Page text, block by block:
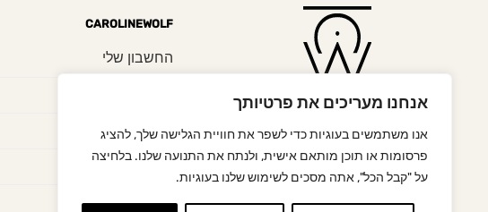
אנחנו מעריכים את פרטיותך
אנו משתמשים בעוגיות כדי לשפר את חוויית הגלישה שלך, להציג
פרסומות או תוכן מותאם אישית, ולנתח את התנועה שלנו. בלחיצה
על "קבל הכל", אתה מסכים לשימוש שלנו בעוגיות.
CAROLINEWOLF
החשבון שלי
תקנון האתר
הסדרי נגישות
מדיניות פרטיות